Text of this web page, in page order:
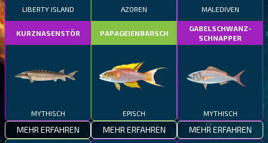
LIBERTY ISLAND
KURZNASENSTÖR
MYTHISCH
MEHR ERFAHREN
AZOREN
PAPAGEIENBARSCH
EPISCH
MEHR ERFAHREN
MALEDIVEN
GABELSCHWANZ-
SCHNAPPER
MYTHISCH
MEHR ERFAHREN